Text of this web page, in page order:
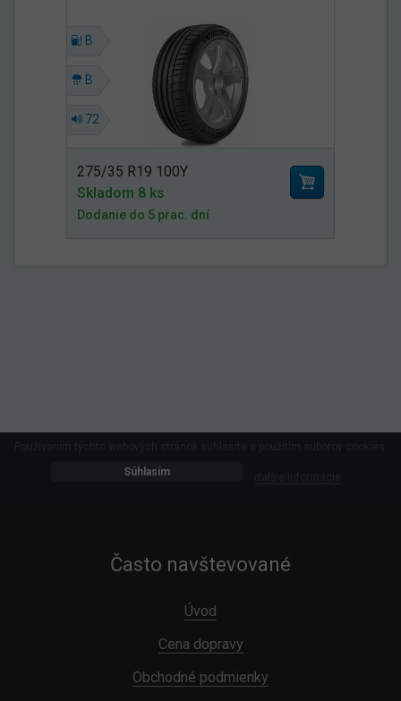
B
B
72
275/35 R19 100Y
Skladom 8 ks
Dodanie do 5 prac. dní
Súhlasím
Často navštevované
Úvod
Cena dopravy
Obchodné podmienky